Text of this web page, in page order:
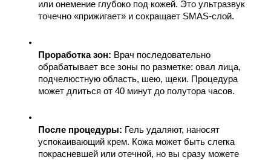
или онемение глубоко под кожей. Это ультразвук
точечно «прижигает» и сокращает SMAS-слой.
Проработка зон: Врач последовательно
обрабатывает все зоны по разметке: овал лица,
подчелюстную область, шею, щеки. Процедура
может длиться от 40 минут до полутора часов.
После процедуры: Гель удаляют, наносят
успокаивающий крем. Кожа может быть слегка
покрасневшей или отечной, но вы сразу можете